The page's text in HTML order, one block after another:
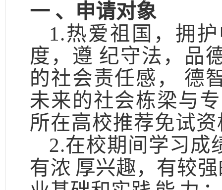
一 、申请对象
1.热爱祖国，拥
度，遵 纪守法，品
的社会责任感， 德
未来的社会栋梁与
所在高校推荐免试
2.在校期间学习成
有浓 厚兴趣，有较